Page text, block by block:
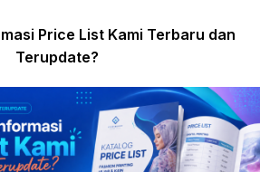
Price List Kami Terbaru dan
Terupdate?